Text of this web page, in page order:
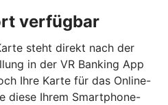
verfügbar
steht direkt nach der
in der VR Banking App
Ihre Karte für das Online-
diese Ihrem Smartphone-